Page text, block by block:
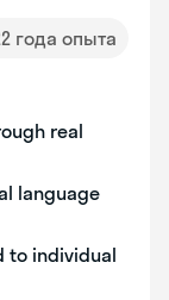
года опыта
real
language
to individual